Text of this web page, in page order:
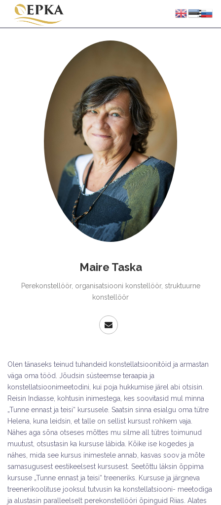
Maire Taska
Perekonstellöör, organisatsiooni konstellöör, struktuurne
konstellöör
Olen tänaseks teinud tuhandeid konstellatsioonitöid ja armastan
väga oma tööd. Jõudsin süsteemse teraapia ja
konstellatsioonimeetodini, kui poja hukkumise järel abi otsisin.
Reisin Indiasse, kohtusin inimestega, kes soovitasid mul minna
„Tunne ennast ja teisi“ kursusele. Saatsin sinna esialgu oma tütre
Helena, kuna leidsin, et talle on sellist kursust rohkem vaja.
Nähes aga sõna otseses mõttes mu silme all tütres toimunud
muutust, otsustasin ka kursuse läbida. Kõike ise kogedes ja
nähes, mida see kursus inimestele annab, kasvas soov ja mõte
samasugusest eestikeelsest kursusest. Seetõttu läksin õppima
kursuse „Tunne ennast ja teisi“ treeneriks. Kursuse ja järgneva
treenerikoolituse jooksul tutvusin ka konstellatsiooni- meetodiga
ja alustasin paralleelselt perekonstellööri õpinguid Riias. Alates